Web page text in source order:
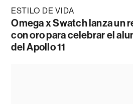
ESTILO DE VIDA
Omega x Swatch lanza un
con oro para celebrar el
del Apollo 11